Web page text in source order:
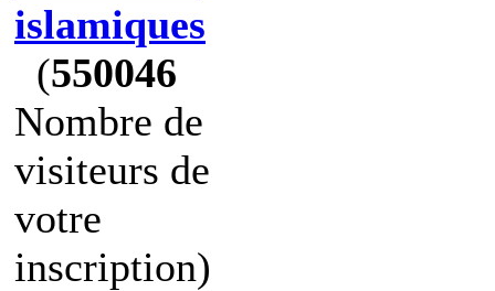
islamiques
(550046
Nombre de
visiteurs de
votre
inscription)